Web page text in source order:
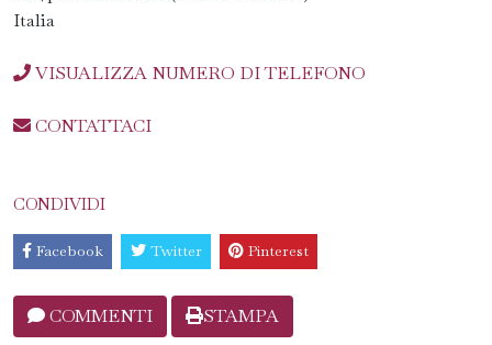
Italia
VISUALIZZA NUMERO DI TELEFONO
CONTATTACI
CONDIVIDI
Facebook Twitter Pinterest
COMMENTI STAMPA